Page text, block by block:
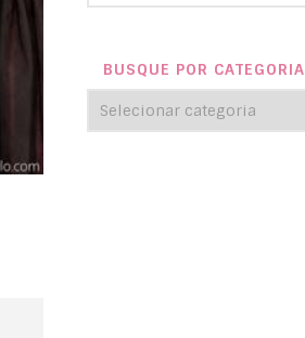
BUSQUE POR CATEGORIA